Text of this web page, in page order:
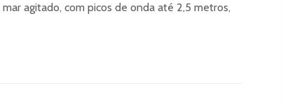
agitado, com picos de onda até 2,5 metros,